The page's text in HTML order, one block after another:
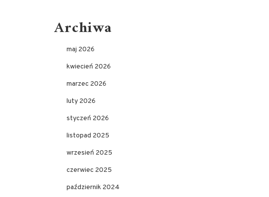
Archiwa
maj 2026
kwiecień 2026
marzec 2026
luty 2026
styczeń 2026
listopad 2025
wrzesień 2025
czerwiec 2025
październik 2024